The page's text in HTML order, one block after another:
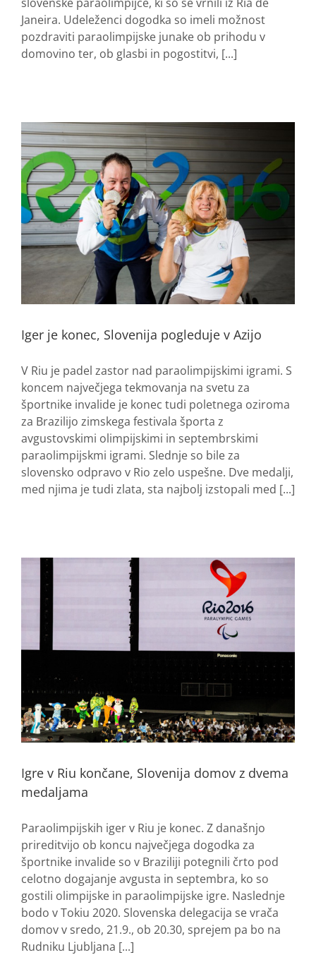
Janeira. Udeleženci dogodka so imeli možnost
pozdraviti paraolimpijske junake ob prihodu v
domovino ter, ob glasbi in pogostitvi, [...]
Iger je konec, Slovenija pogleduje v Azijo
V Riu je padel zastor nad paraolimpijskimi igrami. S
koncem največjega tekmovanja na svetu za
športnike invalide je konec tudi poletnega oziroma
za Brazilijo zimskega festivala športa z
avgustovskimi olimpijskimi in septembrskimi
paraolimpijskmi igrami. Slednje so bile za
slovensko odpravo v Rio zelo uspešne. Dve medalji,
med njima je tudi zlata, sta najbolj izstopali med [...]
Igre v Riu končane, Slovenija domov z dvema
medaljama
Paraolimpijskih iger v Riu je konec. Z današnjo
prireditvijo ob koncu največjega dogodka za
športnike invalide so v Braziliji potegnili črto pod
celotno dogajanje avgusta in septembra, ko so
gostili olimpijske in paraolimpijske igre. Naslednje
bodo v Tokiu 2020. Slovenska delegacija se vrača
domov v sredo, 21.9., ob 20.30, sprejem pa bo na
Rudniku Ljubljana [...]